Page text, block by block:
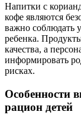
Напитки с
кофе являются
важно соблюдать
ребенка.
качества, а
информировать
рисках.
Особенности
рацион детей